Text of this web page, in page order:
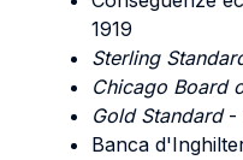
1919
Sterling
Chicago Board
Gold Standard -
Banca